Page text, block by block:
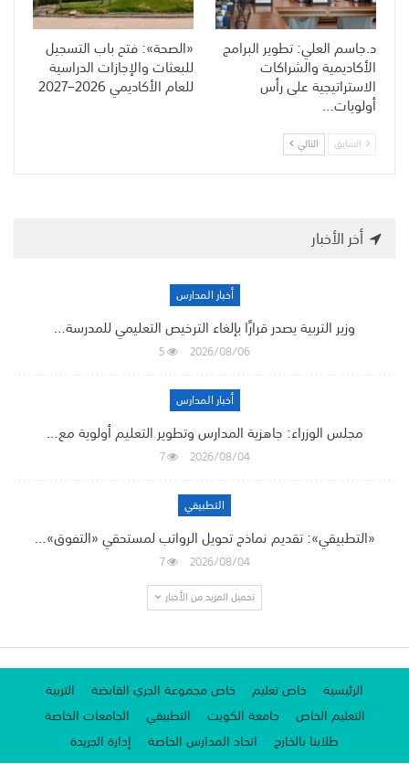
د.جاسم العلي: تطوير البرامج
الأكاديمية والشراكات
الاستراتيجية على رأس
أولويات…
«الصحة»: فتح باب التسجيل
للبعثات والإجازات الدراسية
للعام الأكاديمي 2026–2027
السابق التالي
أخر الأخبار
أخبار المدارس
وزير التربية يصدر قرارًا بإلغاء الترخيص التعليمي للمدرسة…
2026/08/06
5
أخبار المدارس
مجلس الوزراء: جاهزية المدارس وتطوير التعليم أولوية مع…
2026/08/04
7
التطبيقي
«التطبيقي»: تقديم نماذج تحويل الرواتب لمستحقي «التفوق»…
2026/08/04
7
تحميل المزيد من الأخبار
الرئيسية خاص تعليم خاص مجموعة الجري القابضة
التربية
التعليم الخاص
جامعة الكويت التطبيقي
الجامعات الخاصة
طلابنا بالخارج
اتحاد المدارس الخاصة إدارة الجريدة